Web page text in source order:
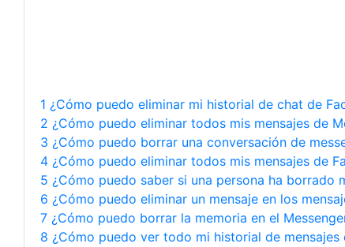
1 ¿Cómo puedo eliminar mi historial de chat de
2 ¿Cómo puedo eliminar todos mis mensajes de
3 ¿Cómo puedo borrar una conversación de
4 ¿Cómo puedo eliminar todos mis mensajes de
5 ¿Cómo puedo saber si una persona ha borrado
6 ¿Cómo puedo eliminar un mensaje en los
7 ¿Cómo puedo borrar la memoria en el
8 ¿Cómo puedo ver todo mi historial de mensajes